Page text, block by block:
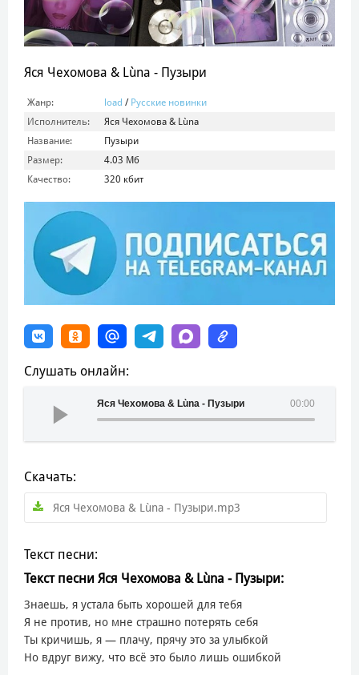
Яся Чехомова & Lùna - Пузыри
Жанр: load / Русские новинки
Исполнитель:
Яся Чехомова & Lùna
Название:
Пузыри
Размер:
4.03 Мб
Качество:
320 кбит
Слушать онлайн:
00:00
Яся Чехомова & Lùna - Пузыри
Скачать:
Яся Чехомова & Lùna - Пузыри.mp3
Текст песни:
Текст песни Яся Чехомова & Lùna - Пузыри:
Знаешь, я устала быть хорошей для тебя
Я не против, но мне страшно потерять себя
Ты кричишь, я — плачу, прячу это за улыбкой
Но вдруг вижу, что всё это было лишь ошибкой